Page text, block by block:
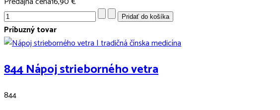
Príbuzný tovar
844 Nápoj strieborného vetra
844